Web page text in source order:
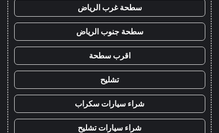
سطحة غرب الرياض
سطحة جنوب الرياض
اقرب سطحة
تشليح
شراء سيارات سكراب
شراء سيارات تشليح